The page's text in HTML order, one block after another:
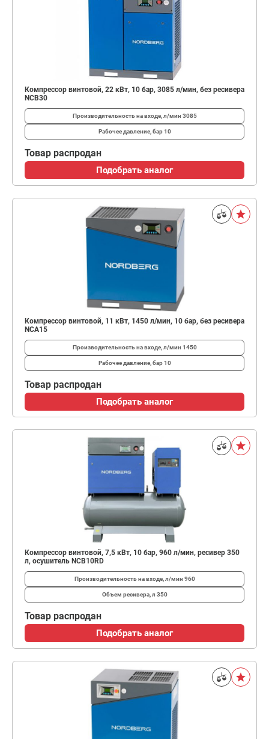
Компрессор винтовой, 22 кВт, 10 бар, 3085 л/мин, без ресивера
NCB30
Производительность на входе, л/мин 3085
Рабочее давление, бар10
Товар распродан
Подобрать аналог
Компрессор винтовой, 11 кВт, 1450 л/мин, 10 бар, без ресивера
NCA15
Производительность на входе, л/мин 1450
Рабочее давление, бар10
Товар распродан
Подобрать аналог
Компрессор винтовой, 7,5 кВт, 10 бар, 960 л/мин, ресивер 350
л, осушитель NCB10RD
Производительность на входе, л/мин 960
Объем ресивера, л 350
Товар распродан
Подобрать аналог